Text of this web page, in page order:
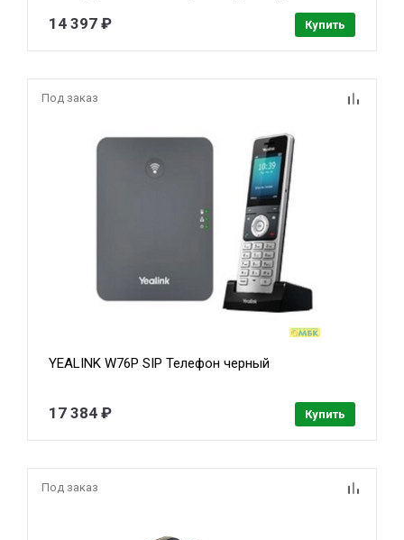
14 397 ₽ Купить
Под заказ
YEALINK W76P SIP Телефон черный
17 384 ₽ Купить
Под заказ